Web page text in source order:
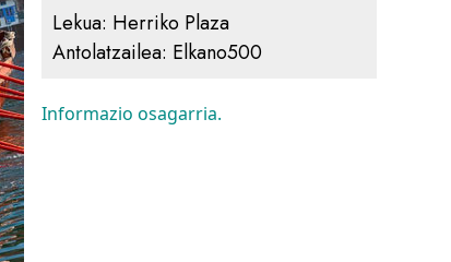
Lekua: Herriko Plaza
Antolatzailea: Elkano500
Informazio osagarria.